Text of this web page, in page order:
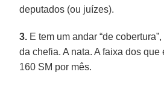
deputados (ou juízes).
3. E tem um andar “de
da chefia. A nata. A faixa dos que
160 SM por mês.